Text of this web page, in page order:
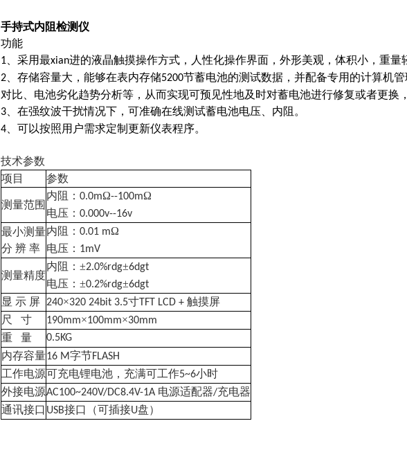
手持式内阻检测仪
功能
1 、采用最xian进的液晶触摸操作方式，人性化操作界面，外形美观，体积小，重量
2 、存储容量大，能够在表内存储5200节蓄电池的测试数据，并配备专用的计算机
对比、电池劣化趋势分析等，从而实现可预见性地及时对蓄电池进行修复或者更换
3 、在强纹波干扰情况下，可准确在线测试蓄电池电压、内阻。
4 、可以按照用户需求定制更新仪表程序。
技术参数
项目
参数
测量范围
内阻： 0.0mΩ--100mΩ
电压： 0.000v--16v
最小测量
分 辨 率
内阻： 0.01 mΩ
电压： 1mV
测量精度
内阻：±2.0%rdg±6dgt
电压：±0.2%rdg±6dgt
显 示 屏 240×320 24bit 3.5寸 TFT LCD + 触摸屏
尺
寸 190mm×100mm×30mm
重 量 0.5KG
内存容量16 M字节FLASH
工作电源可充电锂电池，充满可工作5~6小时
外接电源AC100~240V/DC8.4V-1A 电源适配器/充电器
通讯接口 USB接口（可插接U盘）